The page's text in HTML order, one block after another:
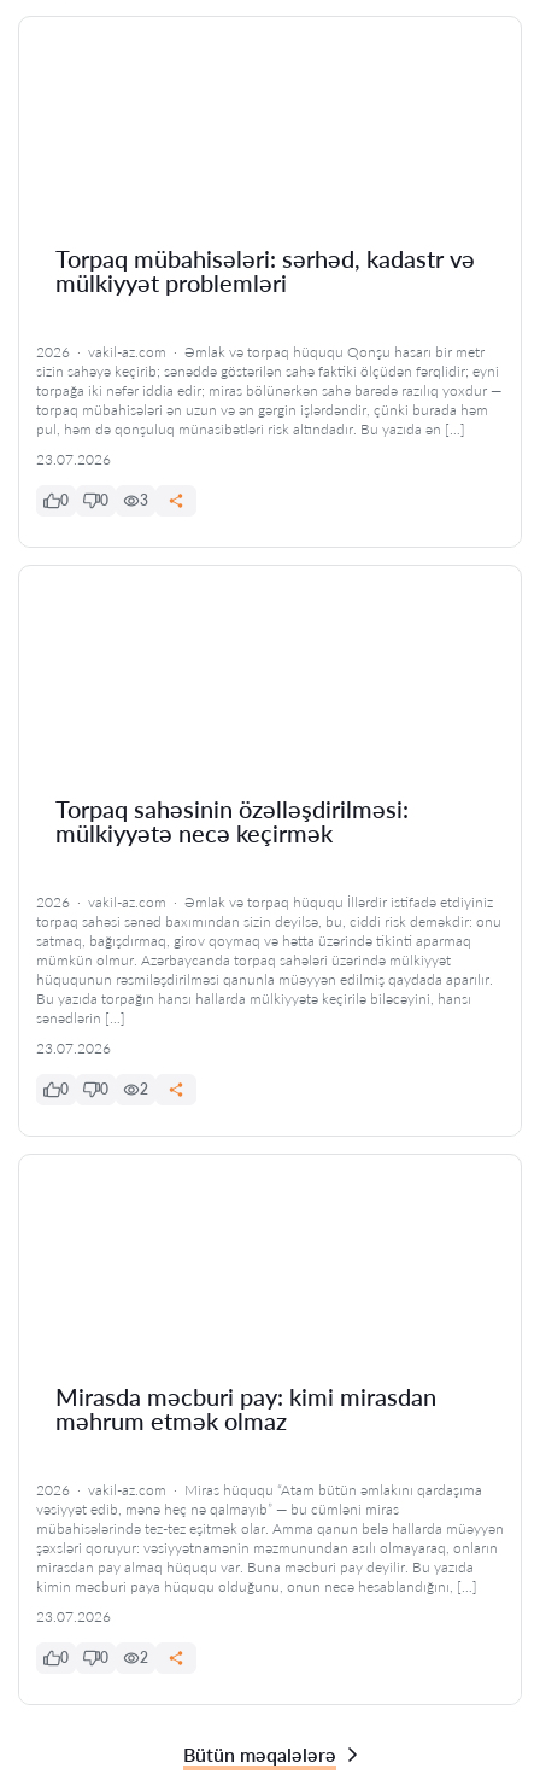
Torpaq mübahisələri: sərhəd, kadastr və
mülkiyyət problemləri
2026 · vakil-az.com · Əmlak və torpaq hüququ Qonşu hasarı bir metr
sizin sahəyə keçirib; sənəddə göstərilən sahə faktiki ölçüdən fərqlidir; eyni
torpağa iki nəfər iddia edir; miras bölünərkən sahə barədə razılıq yoxdur —
torpaq mübahisələri ən uzun və ən gərgin işlərdəndir, çünki burada həm
pul, həm də qonşuluq münasibətləri risk altındadır. Bu yazıda ən […]
23.07.2026
0 0 3
Torpaq sahəsinin özəlləşdirilməsi:
mülkiyyətə necə keçirmək
2026 · vakil-az.com · Əmlak və torpaq hüququ İllərdir istifadə etdiyiniz
torpaq sahəsi sənəd baxımından sizin deyilsə, bu, ciddi risk deməkdir: onu
satmaq, bağışdırmaq, girov qoymaq və hətta üzərində tikinti aparmaq
mümkün olmur. Azərbaycanda torpaq sahələri üzərində mülkiyyət
hüququnun rəsmiləşdirilməsi qanunla müəyyən edilmiş qaydada aparılır.
Bu yazıda torpağın hansı hallarda mülkiyyətə keçirilə biləcəyini, hansı
sənədlərin […]
23.07.2026
0 0 2
Mirasda məcburi pay: kimi mirasdan
məhrum etmək olmaz
2026 · vakil-az.com · Miras hüququ “Atam bütün əmlakını qardaşıma
vəsiyyət edib, mənə heç nə qalmayıb” — bu cümləni miras
mübahisələrində tez-tez eşitmək olar. Amma qanun belə hallarda müəyyən
şəxsləri qoruyur: vəsiyyətnamənin məzmunundan asılı olmayaraq, onların
mirasdan pay almaq hüququ var. Buna məcburi pay deyilir. Bu yazıda
kimin məcburi paya hüququ olduğunu, onun necə hesablandığını, […]
23.07.2026
0 0 2
Bütün məqalələrə